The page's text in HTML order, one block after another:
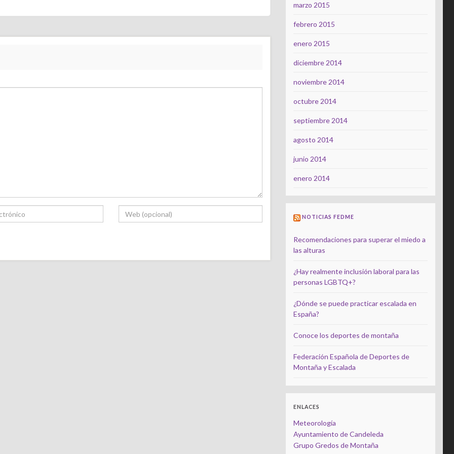
marzo 2015
febrero 2015
enero 2015
diciembre 2014
noviembre 2014
octubre 2014
septiembre 2014
agosto 2014
junio 2014
enero 2014
NOTICIAS FEDME
Recomendaciones para superar el miedo a
las alturas
¿Hay realmente inclusión laboral para las
personas LGBTQ+?
¿Dónde se puede practicar escalada en
España?
Conoce los deportes de montaña
Federación Española de Deportes de
Montaña y Escalada
ENLACES
Meteorología
Ayuntamiento de Candeleda
Grupo Gredos de Montaña